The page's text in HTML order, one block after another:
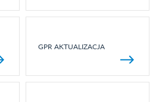
GPR AKTUALIZACJA